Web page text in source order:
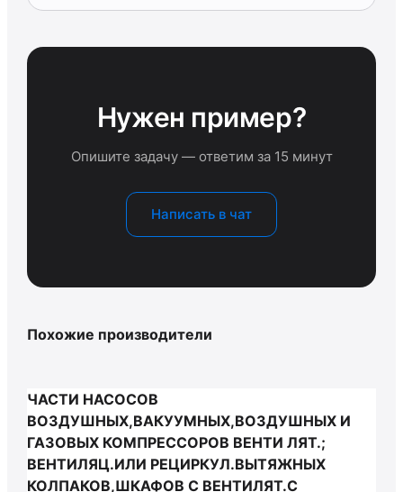
Нужен пример?
Опишите задачу — ответим за 15 минут
Написать в чат
Похожие производители
ЧАСТИ НАСОСОВ
ВОЗДУШНЫХ,ВАКУУМНЫХ,ВОЗДУШНЫХ И
ГАЗОВЫХ КОМПРЕССОРОВ ВЕНТИ ЛЯТ.;
ВЕНТИЛЯЦ.ИЛИ РЕЦИРКУЛ.ВЫТЯЖНЫХ
КОЛПАКОВ,ШКАФОВ С ВЕНТИЛЯТ.С